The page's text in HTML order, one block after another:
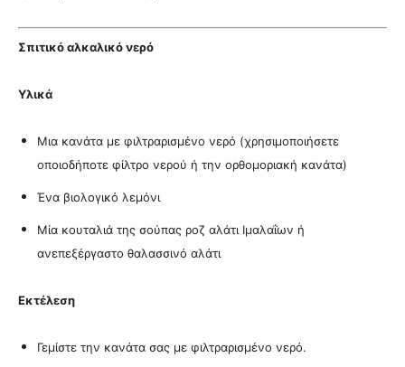
Σπιτικό αλκαλικό νερό
Υλικά
Μια κανάτα με φιλτραρισμένο νερό (χρησιμοποιήσετε
οποιοδήποτε φίλτρο νερού ή την ορθομοριακή κανάτα)
Ένα βιολογικό λεμόνι
Μία κουταλιά της σούπας ροζ αλάτι Ιμαλαΐων ή
ανεπεξέργαστο θαλασσινό αλάτι
Εκτέλεση
Γεμίστε την κανάτα σας με φιλτραρισμένο νερό.